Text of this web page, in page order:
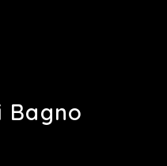
Bagno